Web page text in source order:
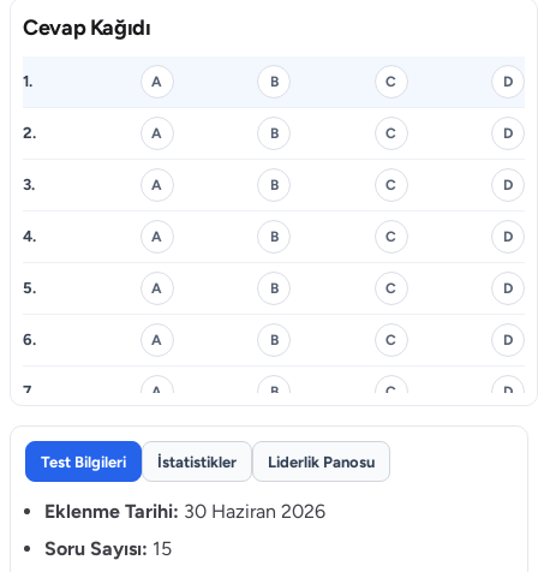
Cevap Kağıdı
1. A B C D
2. A B C D
3. A B C D
4. A B C D
5. A B C D
6. A B C D
7. A B C D
8. A B C
10. A
Test Bilgileri İstatistikler Liderlik Panosu
Eklenme Tarihi: 30 Haziran 2026
Soru Sayısı: 15